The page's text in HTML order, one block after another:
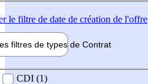
le filtre de date de création de l'offre
filtres de types de Contrat
contrat
CDI (1)